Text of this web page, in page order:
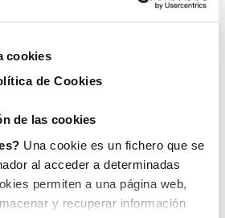
cookies
de Cookies
de las cookies
Una cookie es un fichero que se
al acceder a determinadas
permiten a una página web,
y recuperar información
un ascensor en la
actuales por nuevas
multiusos de
LEER MÁS